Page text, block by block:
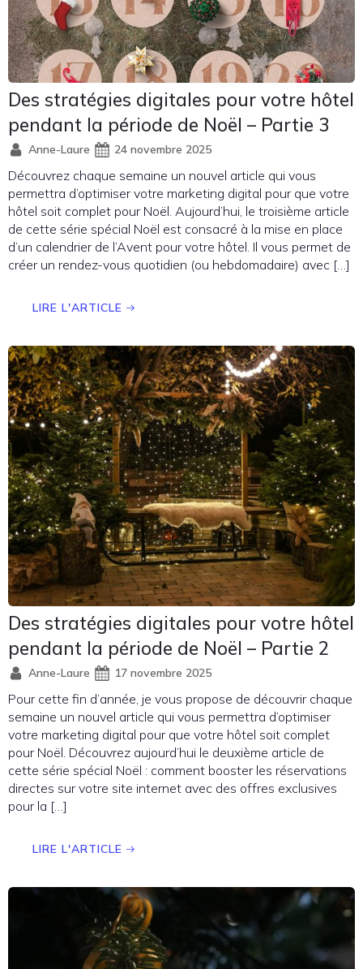
Des stratégies digitales pour votre hôtel
pendant la période de Noël – Partie 3
Anne-Laure 24 novembre 2025
Découvrez chaque semaine un nouvel article qui vous
permettra d’optimiser votre marketing digital pour que votre
hôtel soit complet pour Noël. Aujourd’hui, le troisième article
de cette série spécial Noël est consacré à la mise en place
d’un calendrier de l’Avent pour votre hôtel. Il vous permet de
créer un rendez-vous quotidien (ou hebdomadaire) avec […]
LIRE L'ARTICLE
Des stratégies digitales pour votre hôtel
pendant la période de Noël – Partie 2
Anne-Laure 17 novembre 2025
Pour cette fin d’année, je vous propose de découvrir chaque
semaine un nouvel article qui vous permettra d’optimiser
votre marketing digital pour que votre hôtel soit complet
pour Noël. Découvrez aujourd’hui le deuxième article de
cette série spécial Noël : comment booster les réservations
directes sur votre site internet avec des offres exclusives
pour la […]
LIRE L'ARTICLE